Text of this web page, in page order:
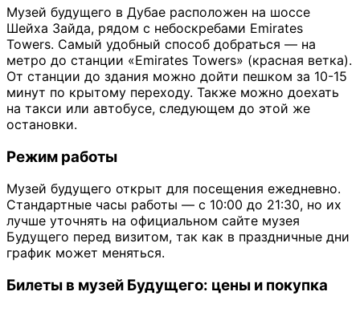
Музей будущего в Дубае расположен на шоссе
Шейха Зайда, рядом с небоскребами Emirates
Towers. Самый удобный способ добраться — на
метро до станции «Emirates Towers» (красная ветка).
От станции до здания можно дойти пешком за 10-15
минут по крытому переходу. Также можно доехать
на такси или автобусе, следующем до этой же
остановки.
Режим работы
Музей будущего открыт для посещения ежедневно.
Стандартные часы работы — с 10:00 до 21:30, но их
лучше уточнять на официальном сайте музея
Будущего перед визитом, так как в праздничные дни
график может меняться.
Билеты в музей Будущего: цены и покупка